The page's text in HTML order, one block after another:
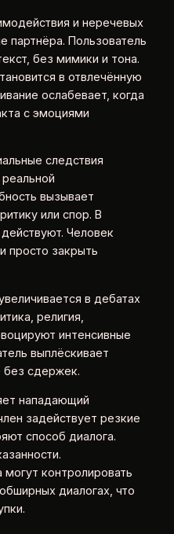
и неречевых
партнёра. Пользователь
без мимики и тона.
в отвлечённую
ослабевает, когда
с эмоциями
следствия
вызывает
или спор. В
Человек
просто закрыть
в дебатах
религия,
интенсивные
выплёскивает
без сдержек.
нападающий
задействует резкие
способ диалога.
контролировать
диалогах, что